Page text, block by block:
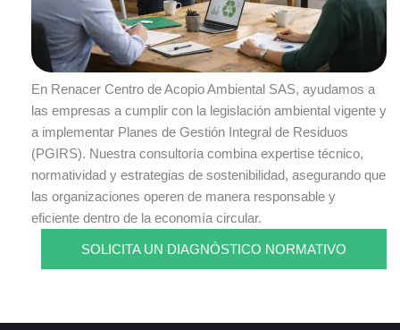
En Renacer Centro de Acopio Ambiental SAS, ayudamos a
las empresas a cumplir con la legislación ambiental vigente y
a implementar Planes de Gestión Integral de Residuos
(PGIRS). Nuestra consultoría combina expertise técnico,
normatividad y estrategias de sostenibilidad, asegurando que
las organizaciones operen de manera responsable y
eficiente dentro de la economía circular.
SOLICITA UN DIAGNÓSTICO NORMATIVO